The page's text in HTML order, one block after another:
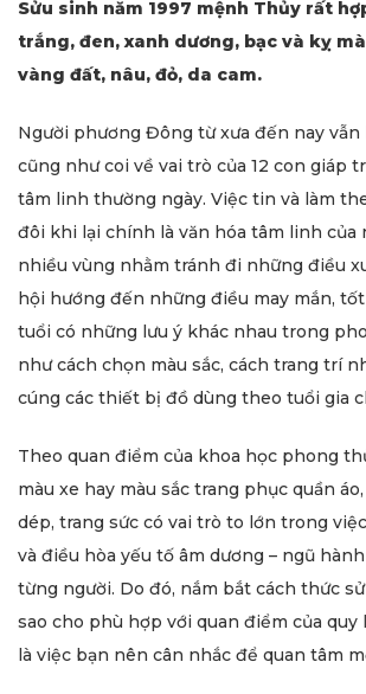
Sửu sinh năm 1997 mệnh Thủy rất
trắng, đen, xanh dương, bạc và kỵ
vàng đất, nâu, đỏ, da cam.
Người phương Đông từ xưa đến nay vẫn
cũng như coi về vai trò của 12 con giáp
tâm linh thường ngày. Việc tin và làm
đôi khi lại chính là văn hóa tâm linh của
nhiều vùng nhằm tránh đi những điều
hội hướng đến những điều may mắn,
tuổi có những lưu ý khác nhau trong
như cách chọn màu sắc, cách trang trí
cúng các thiết bị đồ dùng theo tuổi gia
Theo quan điểm của khoa học phong
màu xe hay màu sắc trang phục quần
dép, trang sức có vai trò to lớn trong
và điều hòa yếu tố âm dương – ngũ
từng người. Do đó, nắm bắt cách thức
sao cho phù hợp với quan điểm của
là việc bạn nên cân nhắc để quan tâm